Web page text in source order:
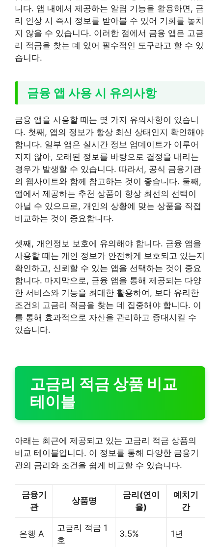
니다. 앱 내에서 제공하는 알림 기능을 활용하면, 금
리 인상 시 즉시 정보를 받아볼 수 있어 기회를 놓치
지 않을 수 있습니다. 이러한 점에서 금융 앱은 고금
리 적금을 찾는 데 있어 필수적인 도구라고 할 수 있
습니다.
금융 앱 사용 시 유의사항
금융 앱을 사용할 때는 몇 가지 유의사항이 있습니
다. 첫째, 앱의 정보가 항상 최신 상태인지 확인해야
합니다. 일부 앱은 실시간 정보 업데이트가 이루어
지지 않아, 오래된 정보를 바탕으로 결정을 내리는
경우가 발생할 수 있습니다. 따라서, 공식 금융기관
의 웹사이트와 함께 참고하는 것이 좋습니다. 둘째,
앱에서 제공하는 추천 상품이 항상 최선의 선택이
아닐 수 있으므로, 개인의 상황에 맞는 상품을 직접
비교하는 것이 중요합니다.
셋째, 개인정보 보호에 유의해야 합니다. 금융 앱을
사용할 때는 개인 정보가 안전하게 보호되고 있는지
확인하고, 신뢰할 수 있는 앱을 선택하는 것이 중요
합니다. 마지막으로, 금융 앱을 통해 제공되는 다양
한 서비스와 기능을 최대한 활용하여, 보다 유리한
조건의 고금리 적금을 찾는 데 집중해야 합니다. 이
를 통해 효과적으로 자산을 관리하고 증대시킬 수
있습니다.
고금리 적금 상품 비교
테이블
아래는 최근에 제공되고 있는 고금리 적금 상품의
비교 테이블입니다. 이 정보를 통해 다양한 금융기
관의 금리와 조건을 쉽게 비교할 수 있습니다.
금융기
관
상품명
금리(연이
율)
예치기
간
은행 A
고금리 적금 1
호
3.5% 1년